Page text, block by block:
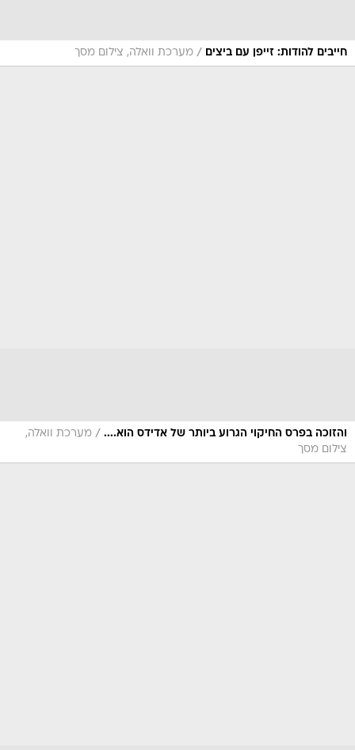
חייבים להודות: זייפן עם ביצים / מערכת וואלה, צילום מסך
והזוכה בפרס החיקוי הגרוע ביותר של אדידס הוא.... / מערכת וואלה,
צילום מסך